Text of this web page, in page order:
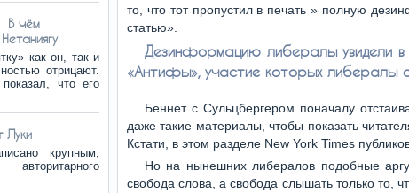
В чём
как он, так и
отрицают.
показал, что его
Луки
крупным,
то, что тот пропустил в печать » полную
статью».
Дезинформацию либералы увидели в
«Антифы», участие которых либералы
Беннет с Сульцбергером поначалу
даже такие материалы, чтобы показать
Кстати, в этом разделе New York Times
Но на нынешних либералов подобные
свобода слова, а свобода слышать только то,